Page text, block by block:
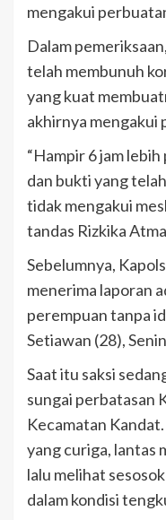
mengakui
Dalam
telah membunuh
yang kuat
akhirnya mengakui
“Hampir 6 jam
dan bukti yang
tidak mengakui
tandas Rizkika
Sebelumnya,
menerima laporan
perempuan tanpa
Setiawan (28),
Saat itu saksi
sungai perbatasan
Kecamatan
yang curiga, lantas
lalu melihat
dalam kondisi